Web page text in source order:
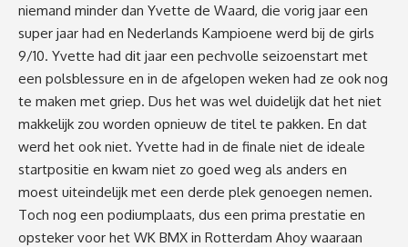
niemand minder dan Yvette de Waard, die vorig jaar een
super jaar had en Nederlands Kampioene werd bij de girls
9/10. Yvette had dit jaar een pechvolle seizoenstart met
een polsblessure en in de afgelopen weken had ze ook nog
te maken met griep. Dus het was wel duidelijk dat het niet
makkelijk zou worden opnieuw de titel te pakken. En dat
werd het ook niet. Yvette had in de finale niet de ideale
startpositie en kwam niet zo goed weg als anders en
moest uiteindelijk met een derde plek genoegen nemen.
Toch nog een podiumplaats, dus een prima prestatie en
opsteker voor het WK BMX in Rotterdam Ahoy waaraan